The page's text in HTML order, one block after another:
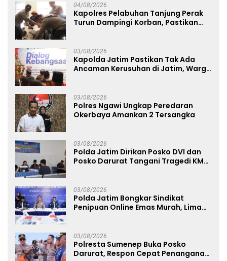
04/08/2026
Kapolres Pelabuhan Tanjung Perak
Turun Dampingi Korban, Pastikan
03/08/2026
Kapolda Jatim Pastikan Tak Ada
Ancaman Kerusuhan di Jatim, Warga
03/08/2026
Polres Ngawi Ungkap Peredaran
Okerbaya Amankan 2 Tersangka
03/08/2026
Polda Jatim Dirikan Posko DVI dan
Posko Darurat Tangani Tragedi KMP
03/08/2026
Polda Jatim Bongkar Sindikat
Penipuan Online Emas Murah, Lima
03/08/2026
Polresta Sumenep Buka Posko
Darurat, Respon Cepat Penanganan